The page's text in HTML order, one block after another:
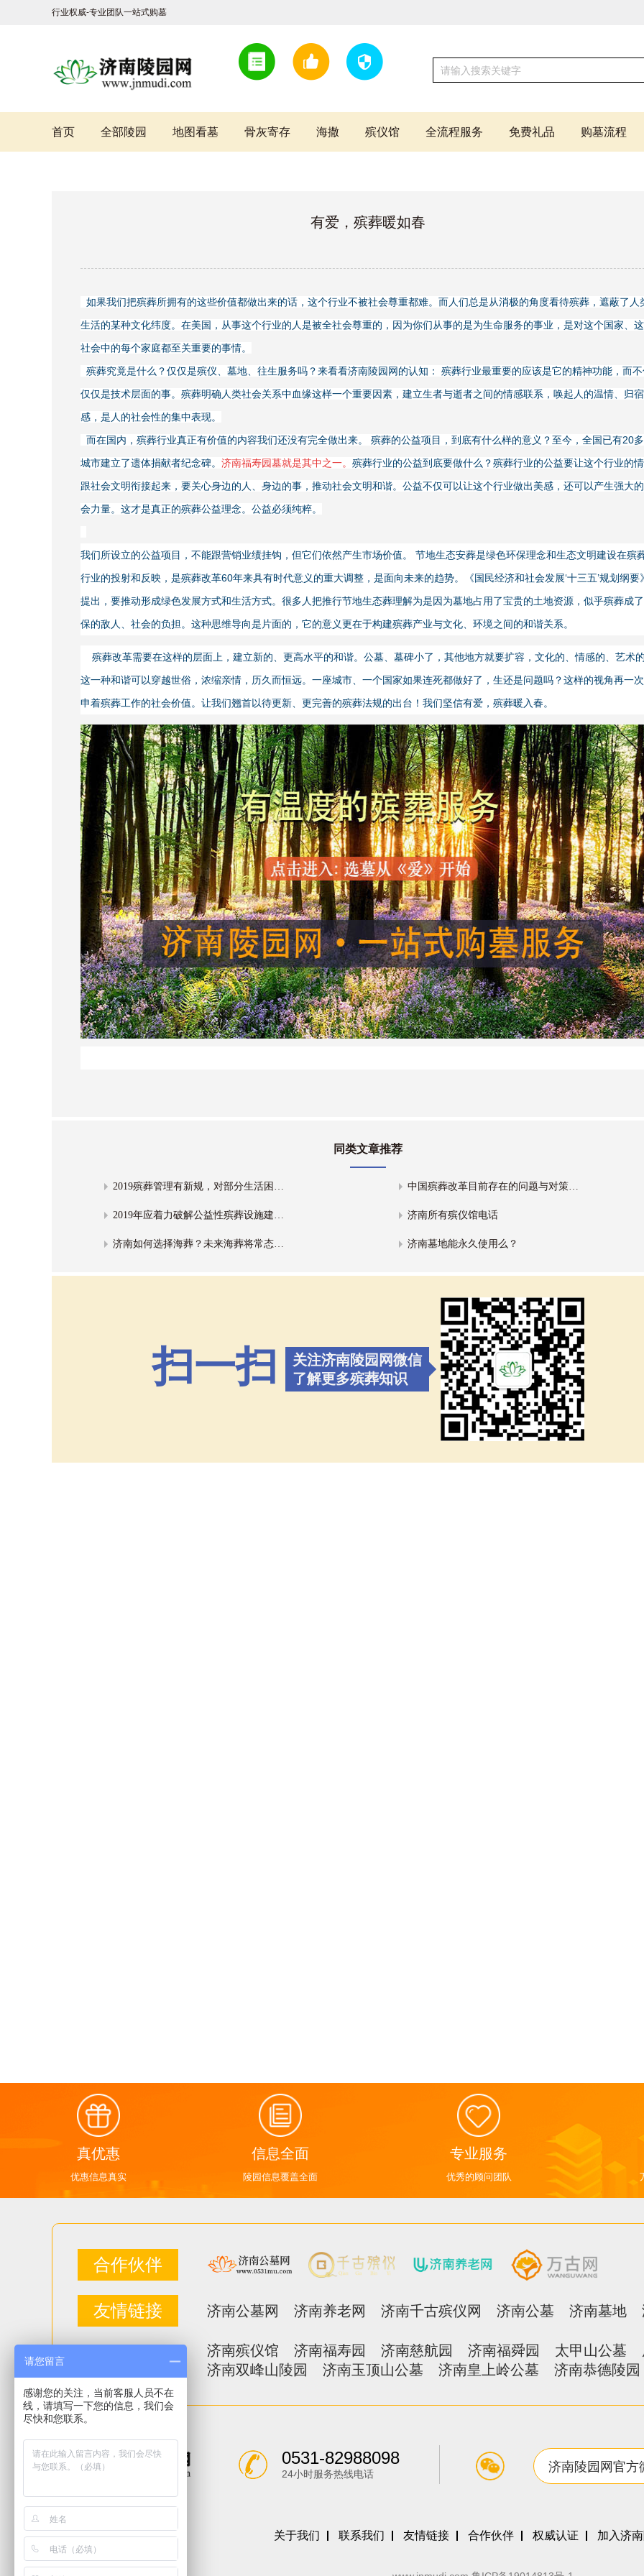
行业权威-专业团队一站式购墓
首页 全部陵园 地图看墓 骨灰寄存 海撒 殡仪馆 全流程服务 免费礼品 购墓流程
有爱，殡葬暖如春
如果我们把殡葬所拥有的这些价值都做出来的话，这个行业不被社会尊重都难。而人们总是从消极的角度看待殡葬，遮蔽了人
生活的某种文化纬度。在美国，从事这个行业的人是被全社会尊重的，因为你们从事的是为生命服务的事业，是对这个国家、
社会中的每个家庭都至关重要的事情。
殡葬究竟是什么？仅仅是殡仪、墓地、往生服务吗？来看看济南陵园网的认知： 殡葬行业最重要的应该是它的精神功能，而
仅仅是技术层面的事。殡葬明确人类社会关系中血缘这样一个重要因素，建立生者与逝者之间的情感联系，唤起人的温情、归宿
感，是人的社会性的集中表现。
而在国内，殡葬行业真正有价值的内容我们还没有完全做出来。 殡葬的公益项目，到底有什么样的意义？至今，全国已有20
城市建立了遗体捐献者纪念碑。 济南福寿园墓就是其中之一。 殡葬行业的公益到底要做什么？殡葬行业的公益要让这个行业的
跟社会文明衔接起来，要关心身边的人、身边的事，推动社会文明和谐。公益不仅可以让这个行业做出美感，还可以产生强大
会力量。这才是真正的殡葬公益理念。公益必须纯粹。
我们所设立的公益项目，不能跟营销业绩挂钩，但它们依然产生市场价值。 节地生态安葬是绿色环保理念和生态文明建设在殡
行业的投射和反映，是殡葬改革60年来具有时代意义的重大调整，是面向未来的趋势。《国民经济和社会发展‘十三五’规划纲要
提出，要推动形成绿色发展方式和生活方式。很多人把推行节地生态葬理解为是因为墓地占用了宝贵的土地资源，似乎殡葬成
保的敌人、社会的负担。这种思维导向是片面的，它的意义更在于构建殡葬产业与文化、环境之间的和谐关系。
殡葬改革需要在这样的层面上，建立新的、更高水平的和谐。公墓、墓碑小了，其他地方就要扩容，文化的、情感的、艺术
这一种和谐可以穿越世俗，浓缩亲情，历久而恒远。一座城市、一个国家如果连死都做好了，生还是问题吗？这样的视角再一
申着殡葬工作的社会价值。让我们翘首以待更新、更完善的殡葬法规的出台！我们坚信有爱，殡葬暖入春。
同类文章推荐
2019殡葬管理有新规，对部分生活困难群众，可以提供免费殡葬服务！ 中国殡葬改革目前存在的问题与对策建议
2019年应着力破解公益性殡葬设施建设难题 济南所有殡仪馆电话
济南如何选择海葬？未来海葬将常态化 ，黄河葬、树葬将在济南推广 济南墓地能永久使用么？
扫一扫
关注济南陵园网微信
了解更多殡葬知识
真优惠
优惠信息真实
信息全面
陵园信息覆盖全面
专业服务
优秀的顾问团队
合作伙伴
友情链接 济南公墓网 济南养老网 济南千古殡仪网 济南公墓 济南墓地
济南殡仪馆 济南福寿园 济南慈航园 济南福舜园 太甲山公墓
济南双峰山陵园
济南玉顶山公墓 济南皇上岭公墓 济南恭德陵园
0531-82988098
24小时服务热线电话 济南陵园网官方
关于我们 联系我们 友情链接 合作伙伴 权威认证 加入济
请您留言
感谢您的关注，当前客服人员不在
线，请填写一下您的信息，我们会
尽快和您联系。